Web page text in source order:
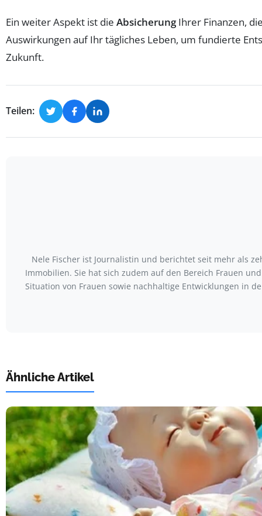
Ein weiter Aspekt ist die AbsicherungIhrer Finanzen,
Auswirkungen auf Ihr tägliches Leben, um fundierte
Zukunft.
Teilen:
Nele Fischer ist Journalistin und berichtet seit mehr als
Immobilien. Sie hat sich zudem auf den Bereich Frauen
Situation von Frauen sowie nachhaltige Entwicklungen in
Ähnliche Artikel